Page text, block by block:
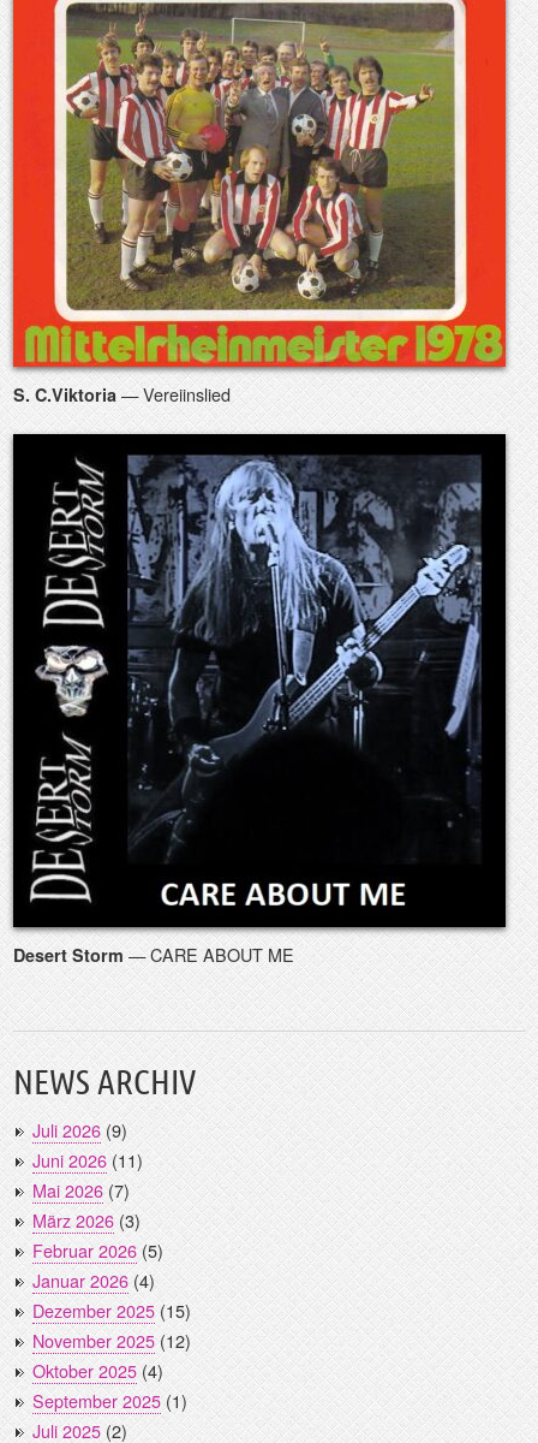
S. C.Viktoria— Vereiinslied
Desert Storm— CARE ABOUT ME
NEWS ARCHIV
Juli 2026(9)
Juni 2026(11)
Mai 2026(7)
März 2026(3)
Februar 2026(5)
Januar 2026(4)
Dezember 2025(15)
November 2025(12)
Oktober 2025(4)
September 2025(1)
Juli 2025(2)